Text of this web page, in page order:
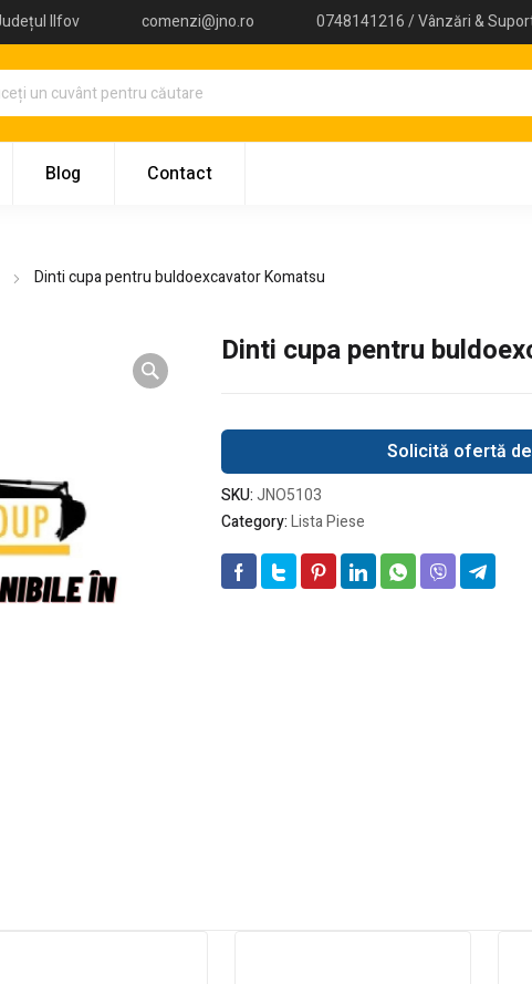
Ilfov comenzi@jno.ro 0748141216 / Vânzări &
Blog Contact
Dinti cupa pentru buldoexcavator Komatsu
Dinti cupa pentru
Solicită ofertă
SKU:JNO5103
Category:Lista Piese